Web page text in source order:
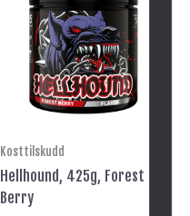
Kosttilskudd
Hellhound, 425g, Forest
Berry